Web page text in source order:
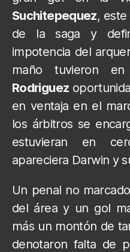
Suchitepequez,
de la saga y
impotencia del
maño tuvieron
Rodriguez
en ventaja en el
los árbitros se
estuvieran en
apareciera Darwin y
Un penal no
del área y un gol
más un montón de
denotaron falta de